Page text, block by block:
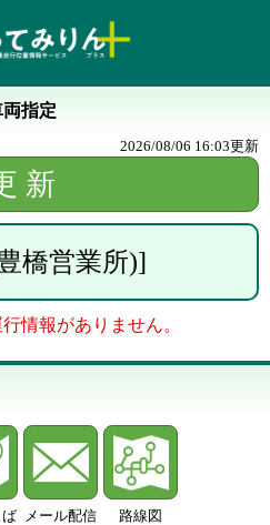
指定
2026/08/06 16:03更新
橋営業所)]
情報がありません。
メール配信 路線図